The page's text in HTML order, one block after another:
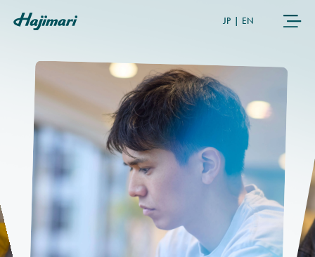
JP EN
COMPANY
SERVICES
NEWS
USER’S VOICE